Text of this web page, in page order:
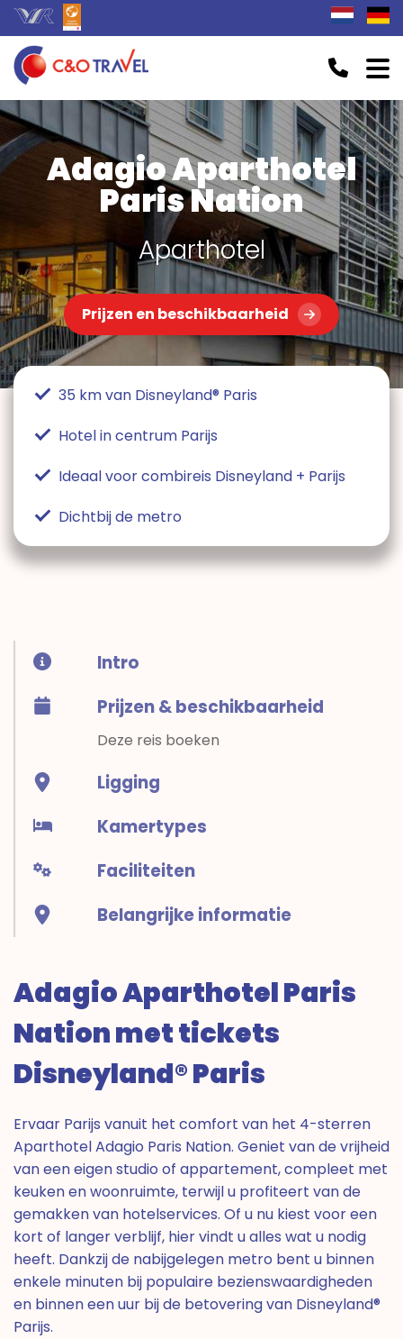
Adagio Aparthotel
Paris Nation
Aparthotel
Prijzen en beschikbaarheid
35 km van Disneyland® Paris
Hotel in centrum Parijs
Ideaal voor combireis Disneyland + Parijs
Dichtbij de metro
Intro
Prijzen & beschikbaarheid
Deze reis boeken
Ligging
Kamertypes
Faciliteiten
Belangrijke informatie
Adagio Aparthotel Paris
Nation met tickets
Disneyland® Paris
Ervaar Parijs vanuit het comfort van het 4-sterren
Aparthotel Adagio Paris Nation. Geniet van de vrijheid
van een eigen studio of appartement, compleet met
keuken en woonruimte, terwijl u profiteert van de
gemakken van hotelservices. Of u nu kiest voor een
kort of langer verblijf, hier vindt u alles wat u nodig
heeft. Dankzij de nabijgelegen metro bent u binnen
enkele minuten bij populaire bezienswaardigheden
en binnen een uur bij de betovering van Disneyland®
Parijs.